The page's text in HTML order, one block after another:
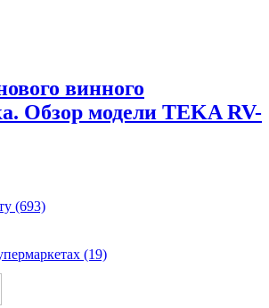
винного
Обзор модели TEKA RV-
(693)
(19)